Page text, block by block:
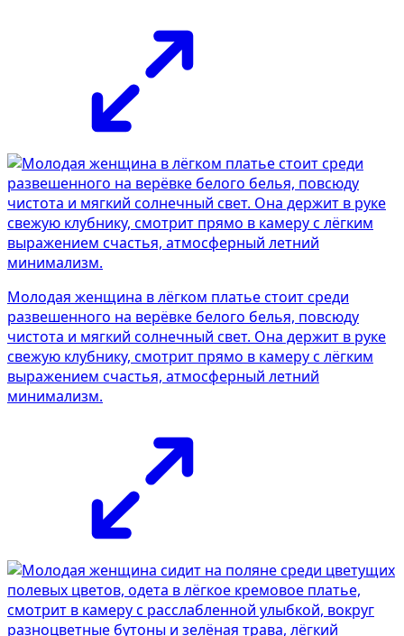
Молодая женщина в лёгком платье стоит среди
развешенного на верёвке белого белья, повсюду
чистота и мягкий солнечный свет. Она держит в руке
свежую клубнику, смотрит прямо в камеру с лёгким
выражением счастья, атмосферный летний
минимализм.